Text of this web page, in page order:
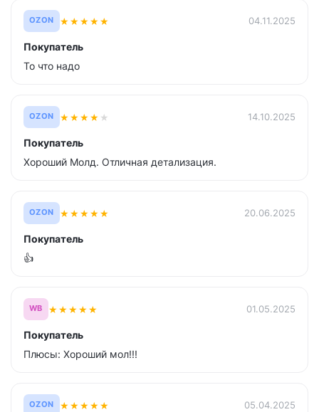
OZON ★★★★★ 04.11.2025
Покупатель
То что надо
OZON ★★★★ ★ 14.10.2025
Покупатель
Хороший Молд. Отличная детализация.
OZON ★★★★★ 20.06.2025
Покупатель
👍
WB ★★★★★ 01.05.2025
Покупатель
Плюсы: Хороший мол!!!
OZON ★★★★★ 05.04.2025